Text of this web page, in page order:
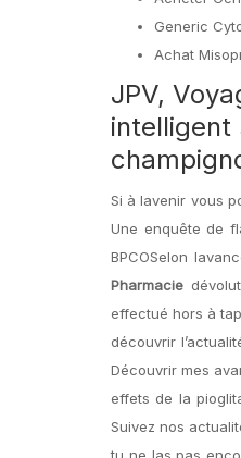
Generic
Achat
JPV,
intelligent
Si à lavenir vous
Une enquête de
BPCOSelon
Pharmacie
effectué hors à
découvrir
Découvrir mes
effets de la
Suivez nos